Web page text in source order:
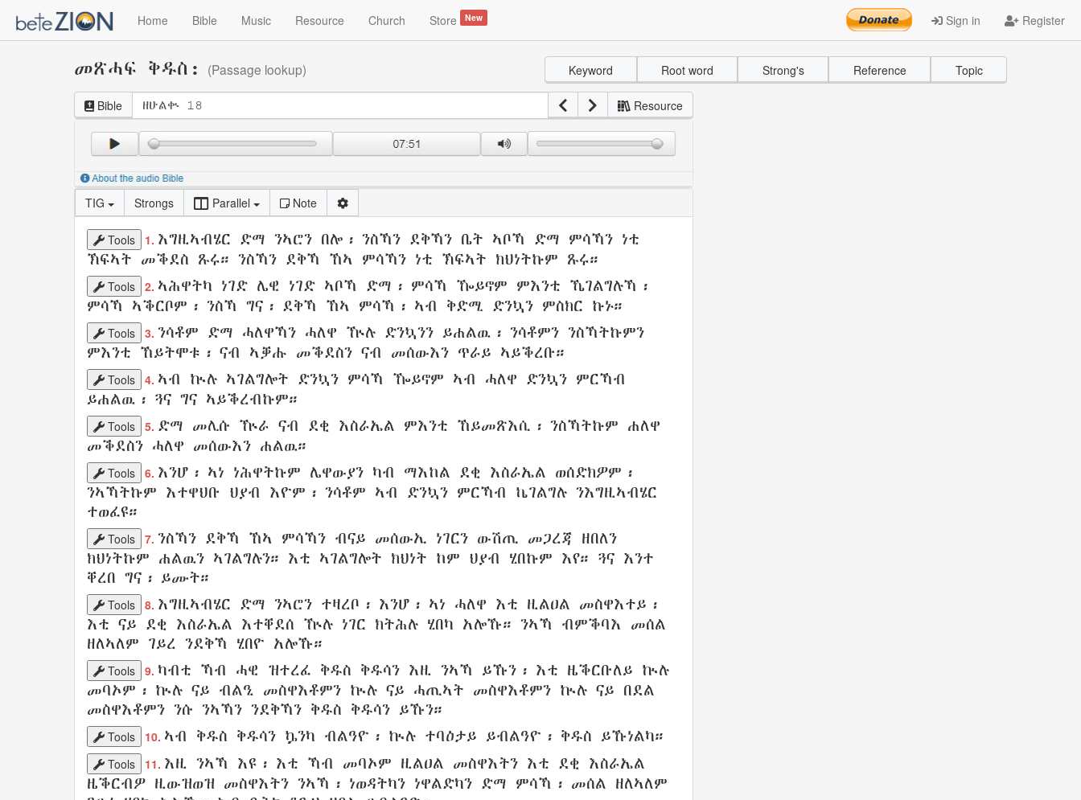
Home Bible Music Resource Church Store New Sign in Register
መጽሓፍ ቅዱስ: (Passage lookup) Keyword Root word Strong's Reference Topic
Bible Resource
TIG Strongs Parallel Note
Tools 1. እግዚኣብሄር ድማ ንኣሮን በሎ ፡ ንስኻን ደቅኻን ቤት ኣቦኻ ድማ ምሳኻን ነቲ
ኽፍኣት መቕደስ ጹሩ። ንስኻን ደቅኻ ኸኣ ምሳኻን ነቲ ኽፍኣት ክህነትኩም ጹሩ።
Tools 2. ኣሕዋትካ ነገድ ሌዊ ነገድ ኣቦኻ ድማ፡ ምሳኻ ዀይኖም ምእንቲ ኼገልግሉኻ፡
ምሳኻ ኣቕርቦም ፡ ንስኻ ግና፡ ደቅኻ ኸኣ ምሳኻ፡ ኣብ ቅድሚ ድንኳን ምስክር ኩኑ።
Tools 3. ንሳቶም ድማ ሓለዋኻን ሓለዋ ዅሉ ድንኳንን ይሐልዉ ፡ ንሳቶምን ንስኻትኩምን
ምእንቲ ኸይትሞቱ፡ ናብ ኣቓሑ መቕደስን ናብ መሰውእን ጥራይ ኣይቕረቡ።
Tools 4. ኣብ ኲሉ ኣገልግሎት ድንኳን ምሳኻ ዀይኖም ኣብ ሓለዋ ድንኳን ምርኻብ
ይሐልዉ፡ ጓና ግና ኣይቕረብኩም።
Tools 5. ድማ መሊሱ ዅራ ናብ ደቂ እስራኤል ምእንቲ ኸይመጽእሲ፡ ንስኻትኩም ሐለዋ
መቕደስን ሓለዋ መሰውእን ሐልዉ።
Tools 6. እንሆ፡ ኣነ ነሕዋትኩም ሌዋውያን ካብ ማእከል ደቂ እስራኤል ወሰድክዎም፡
ንኣኻትኩም እተዋህቡ ህያብ እዮም፡ ንሳቶም ኣብ ድንኳን ምርኻብ ኬገልግሉ ንእግዚኣብሄር
ተወፈዩ።
Tools 7. ንስኻን ደቅኻ ኸኣ ምሳኻን ብናይ መሰውኢ ነገርን ውሽጢ መጋረጃ
ዘበለን
ክህነትኩም ሐልዉን ኣገልግሉን። እቲ ኣገልግሎት ክህነት ከም ህያብ ሂበኩም እየ። ጓና እንተ
ቐረበ ግና ፡ ይሙት።
Tools 8. እግዚኣብሄር ድማ ንኣሮን ተዛረቦ ፡ እንሆ፡ ኣነ ሓለዋ እቲ ዚልዐል መስዋእተይ ፡
እቲ ናይ ደቂ እስራኤል እተቐደሰ ዅሉ ነገር ክትሕሉ ሂበካ አሎኹ። ንኣኻ ብምቕባእ መሰል
ዘለኣለም ገይረ ንደቅኻ ሂበዮ አሎኹ።
Tools 9. ካብቲ ኻብ ሓዊ ዝተረፈ ቅዱስ ቅዱሳን እዚ ንኣኻ ይኹን ፡ እቲ ዜቕርቡለይ ኲሉ
መባኦም ፡ ኲሉ ናይ ብልዒ መስዋእቶምን ኲሉ ናይ ሓጢኣት መስዋእቶምን ኲሉ ናይ በደል
መስዋእቶምን ንሱ ንኣኻን ንደቅኻን ቅዱስ ቅዱሳን ይኹን።
Tools 10. ኣብ ቅዱስ ቅዱሳን ኴንካ ብልዓዮ ፡ ኲሉ ተባዕታይ ይብልዓዮ ፡ ቅዱስ ይኹነልካ።
Tools 11. እዚ ንኣኻ እዩ፡ እቲ ኻብ መባኦም ዚልዐል መስዋእትን እቲ ደቂ እስራኤል
ዜቕርብዎ ዚውዝወዝ መስዋእትን ንኣኻ፡ ነወዳትካን ነዋልድካን ድማ ምሳኻ፡ መሰል ዘለኣለም